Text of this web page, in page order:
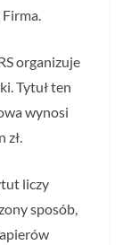
organizuje
Tytuł ten
wynosi
zł.
liczy
sposób,